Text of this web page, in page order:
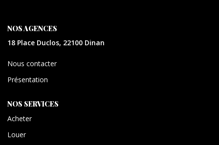
NOS AGENCES
18 Place Duclos, 22100 Dinan
Nous contacter
Présentation
NOS SERVICES
Acheter
Louer